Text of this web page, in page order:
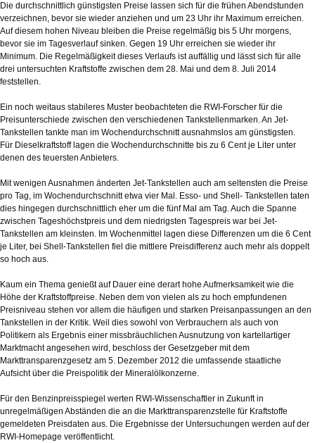
Die durchschnittlich günstigsten Preise lassen sich für die frühen Abendstunden
verzeichnen, bevor sie wieder anziehen und um 23 Uhr ihr Maximum erreichen.
Auf diesem hohen Niveau bleiben die Preise regelmäßig bis 5 Uhr morgens,
bevor sie im Tagesverlauf sinken. Gegen 19 Uhr erreichen sie wieder ihr
Minimum. Die Regelmäßigkeit dieses Verlaufs ist auffällig und lässt sich für alle
drei untersuchten Kraftstoffe zwischen dem 28. Mai und dem 8. Juli 2014
feststellen.
Ein noch weitaus stabileres Muster beobachteten die RWI-Forscher für die
Preisunterschiede zwischen den verschiedenen Tankstellenmarken. An Jet-
Tankstellen tankte man im Wochendurchschnitt ausnahmslos am günstigsten.
Für Dieselkraftstoff lagen die Wochendurchschnitte bis zu 6 Cent je Liter unter
denen des teuersten Anbieters.
Mit wenigen Ausnahmen änderten Jet-Tankstellen auch am seltensten die Preise
pro Tag, im Wochendurchschnitt etwa vier Mal. Esso- und Shell- Tankstellen taten
dies hingegen durchschnittlich eher um die fünf Mal am Tag. Auch die Spanne
zwischen Tageshöchstpreis und dem niedrigsten Tagespreis war bei Jet-
Tankstellen am kleinsten. Im Wochenmittel lagen diese Differenzen um die 6 Cent
je Liter, bei Shell-Tankstellen fiel die mittlere Preisdifferenz auch mehr als doppelt
so hoch aus.
Kaum ein Thema genießt auf Dauer eine derart hohe Aufmerksamkeit wie die
Höhe der Kraftstoffpreise. Neben dem von vielen als zu hoch empfundenen
Preisniveau stehen vor allem die häufigen und starken Preisanpassungen an den
Tankstellen in der Kritik. Weil dies sowohl von Verbrauchern als auch von
Politikern als Ergebnis einer missbräuchlichen Ausnutzung von kartellartiger
Marktmacht angesehen wird, beschloss der Gesetzgeber mit dem
Markttransparenzgesetz am 5. Dezember 2012 die umfassende staatliche
Aufsicht über die Preispolitik der Mineralölkonzerne.
Für den Benzinpreisspiegel werten RWI-Wissenschaftler in Zukunft in
unregelmäßigen Abständen die an die Markttransparenzstelle für Kraftstoffe
gemeldeten Preisdaten aus. Die Ergebnisse der Untersuchungen werden auf der
RWI-Homepage veröffentlicht.